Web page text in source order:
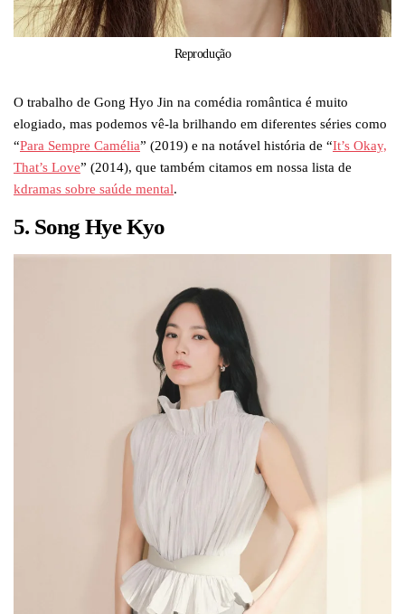
Reprodução
O trabalho de Gong Hyo Jin na comédia romântica é muito
elogiado, mas podemos vê-la brilhando em diferentes séries como
“Para Sempre Camélia” (2019) e na notável história de “It’s Okay,
That’s Love” (2014), que também citamos em nossa lista de
kdramas sobre saúde mental.
5. Song Hye Kyo